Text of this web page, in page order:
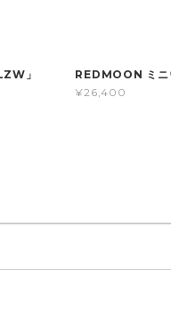
」
REDMOON ミニ
¥26,400